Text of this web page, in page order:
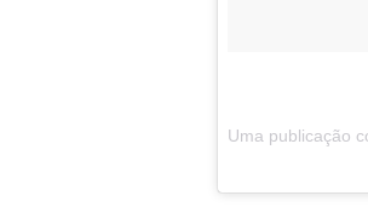
Uma publicação